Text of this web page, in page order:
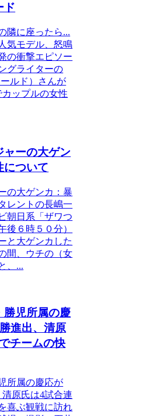
ド
隣に座ったら...
気モデル、怒鳴
の衝撃エピソー
グライターの
ルド）さんが
カップルの女性
ャーの大ゲン
について
の大ゲンカ：暴
レントの長嶋一
朝日系「ザワつ
後６時５０分）
と大ゲンカした
間、ウチの（女
、...
勝児所属の慶
進出、清原
チームの快
所属の慶応が
原氏は4試合連
喜ぶ観戦に訪れ